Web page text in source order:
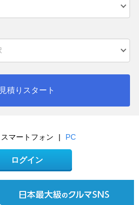
見積りスタート
スマートフォン | PC
ログイン